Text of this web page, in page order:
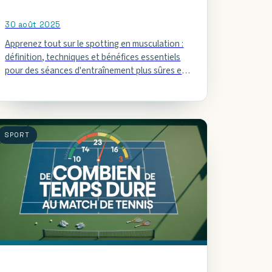
30 août 2025
Apprenez tout sur le spotting en musculation :
définition, techniques et bénéfices essentiels
pour des séances d'entraînement plus sûres et
SPORT